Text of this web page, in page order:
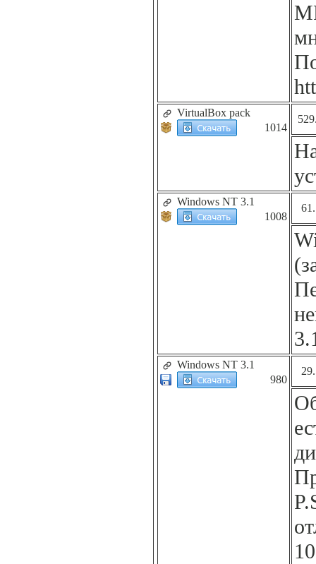
VirtualBox pack
1014
Windows NT 3.1
1008
Windows NT 3.1
980